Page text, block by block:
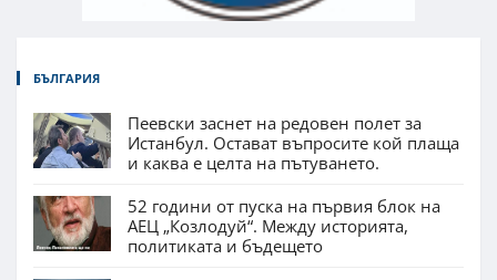
БЪЛГАРИЯ
Пеевски заснет на редовен полет за
Истанбул. Остават въпросите кой плаща
и каква е целта на пътуването.
52 години от пуска на първия блок на
АЕЦ „Козлодуй“. Между историята,
политиката и бъдещето